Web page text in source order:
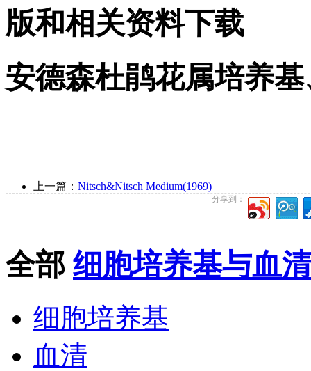
版和相关资料下载
安德森杜鹃花属培养
上一篇： Nitsch&Nitsch Medium(1969)
分享到：
全部 细胞培养基与血清
细胞培养基
血清